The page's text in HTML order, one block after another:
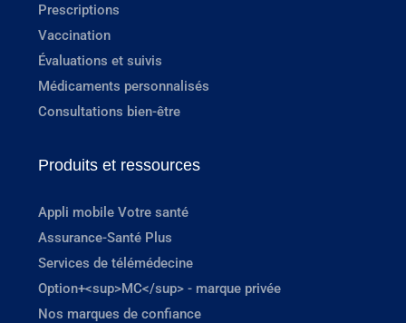
Prescriptions
Vaccination
Évaluations et suivis
Médicaments personnalisés
Consultations bien-être
Produits et ressources
Appli mobile Votre santé
Assurance-Santé Plus
Services de télémédecine
Option+<sup>MC</sup> - marque privée
Nos marques de confiance